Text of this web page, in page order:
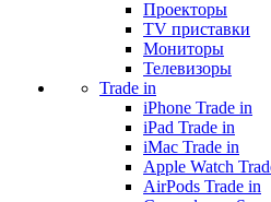
Проекторы
TV приставки
Мониторы
Телевизоры
Trade in
iPhone Trade in
iPad Trade in
iMac Trade in
Apple Watch
AirPods Trade in